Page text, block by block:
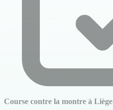
Course contre la montre à Liège